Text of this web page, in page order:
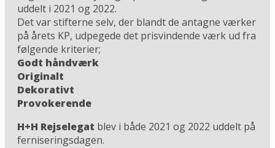
uddelt i 2021 og 2022.
Det var stifterne selv, der blandt de antagne værker
på årets KP, udpegede det prisvindende værk ud fra
følgende kriterier;
Godt håndværk
Originalt
Dekorativt
Provokerende
H+H Rejselegat blev i både 2021 og 2022 uddelt på
ferniseringsdagen.